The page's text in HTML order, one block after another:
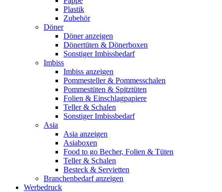
Plastik
Zubehör
Döner
Döner anzeigen
Dönertüten & Dönerboxen
Sonstiger Imbissbedarf
Imbiss
Imbiss anzeigen
Pommesteller & Pommesschalen
Pommestüten & Spitztüten
Folien & Einschlagpapiere
Teller & Schalen
Sonstiger Imbissbedarf
Asia
Asia anzeigen
Asiaboxen
Food to go Becher, Folien & Tüten
Teller & Schalen
Besteck & Servietten
Branchenbedarf anzeigen
Werbedruck